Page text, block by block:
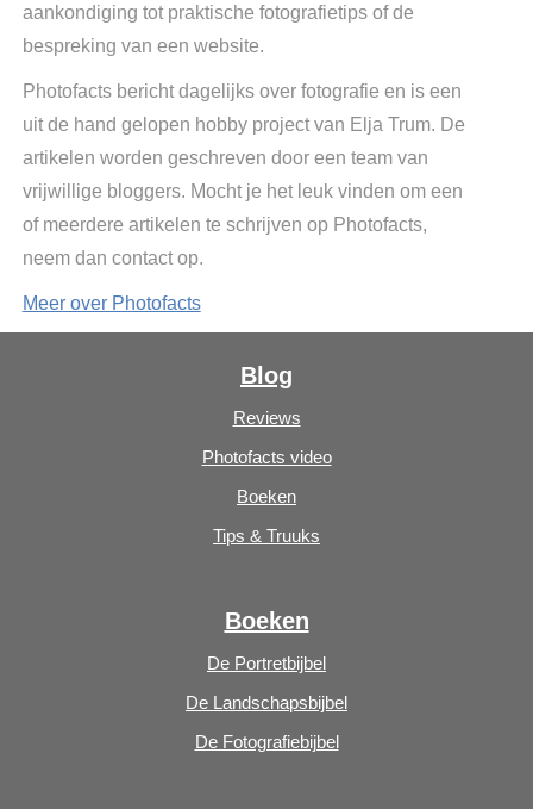
aankondiging tot praktische fotografietips of de
bespreking van een website.
Photofacts bericht dagelijks over fotografie en is een
uit de hand gelopen hobby project van Elja Trum. De
artikelen worden geschreven door een team van
vrijwillige bloggers. Mocht je het leuk vinden om een
of meerdere artikelen te schrijven op Photofacts,
neem dan contact op.
Meer over Photofacts
Blog
Reviews
Photofacts video
Boeken
Tips & Truuks
Boeken
De Portretbijbel
De Landschapsbijbel
De Fotografiebijbel